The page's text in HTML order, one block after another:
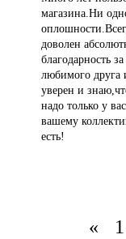
магазина.Ни
доволен
благодарность
любимого друга
уверен и
надо только у
вашему
есть!
« 1